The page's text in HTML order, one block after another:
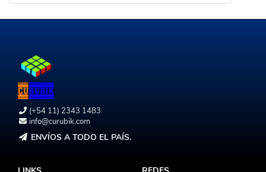
(+54 11) 2343 1483
info@curubik.com
ENVÍOS A TODO EL PAÍS.